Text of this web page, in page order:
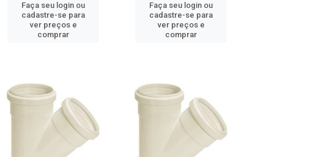
Faça seu login ou
cadastre-se para
ver preços e
comprar
Faça seu login ou
cadastre-se para
ver preços e
comprar